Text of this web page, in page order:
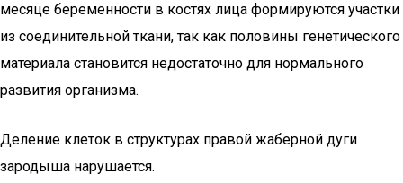
месяце беременности в костях лица формируются участки
из соединительной ткани, так как половины генетического
материала становится недостаточно для нормального
развития организма.
Деление клеток в структурах правой жаберной дуги
зародыша нарушается.